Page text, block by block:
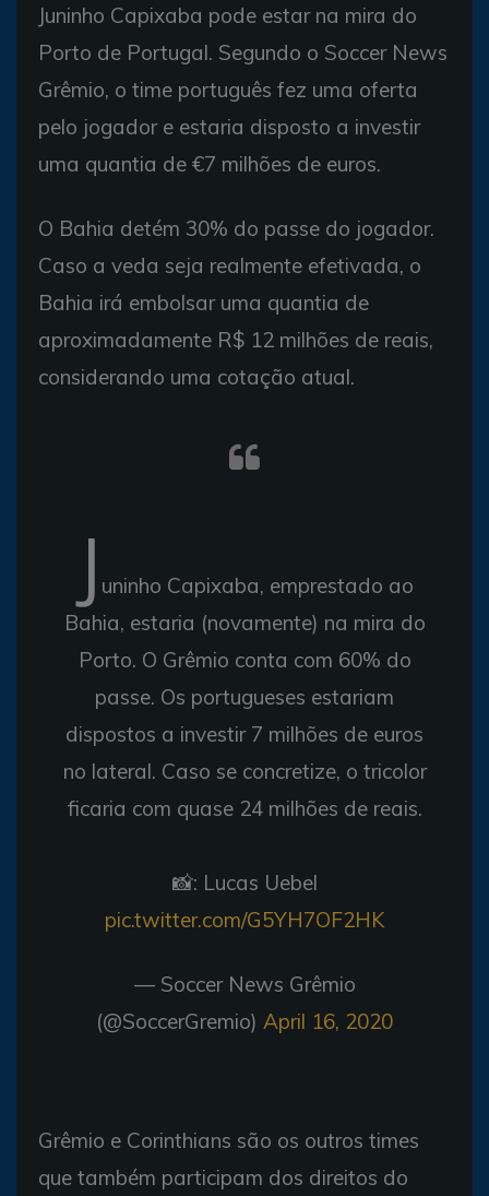
Juninho Capixaba pode estar na mira do
Porto de Portugal. Segundo o Soccer News
Grêmio, o time português fez uma oferta
pelo jogador e estaria disposto a investir
uma quantia de €7 milhões de euros.
O Bahia detém 30% do passe do jogador.
Caso a veda seja realmente efetivada, o
Bahia irá embolsar uma quantia de
aproximadamente R$ 12 milhões de reais,
considerando uma cotação atual.
J uninho Capixaba, emprestado ao
Bahia, estaria (novamente) na mira do
Porto. O Grêmio conta com 60% do
passe. Os portugueses estariam
dispostos a investir 7 milhões de euros
no lateral. Caso se concretize, o tricolor
ficaria com quase 24 milhões de reais.
📸: Lucas Uebel
pic.twitter.com/G5YH7OF2HK
— Soccer News Grêmio
(@SoccerGremio) April 16, 2020
Grêmio e Corinthians são os outros times
que também participam dos direitos do